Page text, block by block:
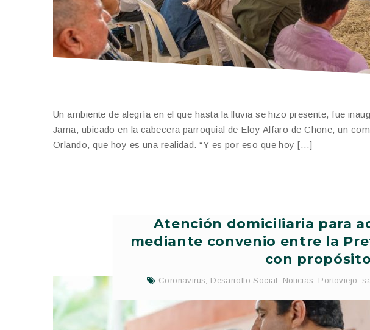
Un ambiente de alegría en el que hasta la lluvia se hizo presente, fue
Jama, ubicado en la cabecera parroquial de Eloy Alfaro de Chone; un
Orlando, que hoy es una realidad. “Y es por eso que hoy […]
Atención domiciliaria para
mediante convenio entre la
con propósito
Coronavirus, Desarrollo Social , Noticias , Portoviejo,